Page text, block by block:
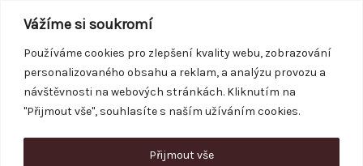
Vážíme si soukromí
Používáme cookies pro zlepšení kvality webu, zobrazování
personalizovaného obsahu a reklam, a analýzu provozu a
návštěvnosti na webových stránkách. Kliknutím na
"Přijmout vše", souhlasíte s naším užíváním cookies.
Přijmout vše
obsah
REZERVACE